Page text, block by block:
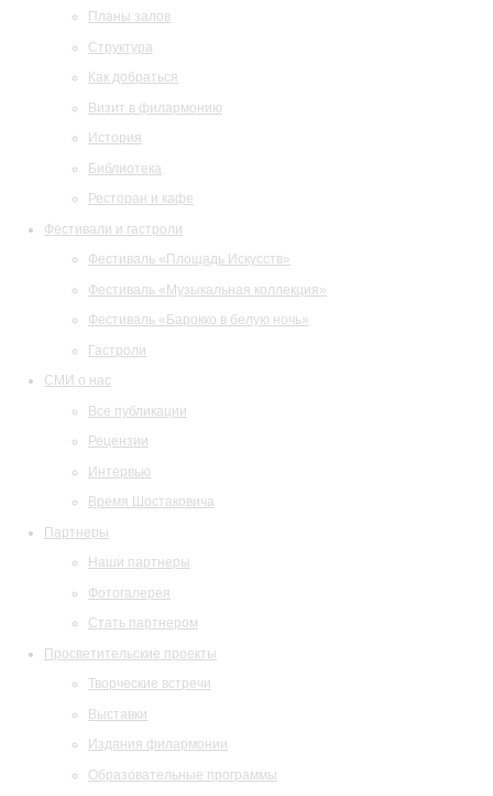
Планы залов
Структура
Как добраться
Визит в филармонию
История
Библиотека
Ресторан и кафе
Фестивали и гастроли
Фестиваль «Площадь Искусств»
Фестиваль «Музыкальная коллекция»
Фестиваль «Барокко в белую ночь»
Гастроли
СМИ о нас
Все публикации
Рецензии
Интервью
Время Шостаковича
Партнеры
Наши партнеры
Фотогалерея
Стать партнером
Просветительские проекты
Творческие встречи
Выставки
Издания филармонии
Образовательные программы